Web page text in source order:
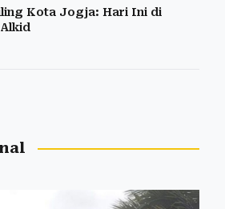
Kota Jogja: Hari Ini di